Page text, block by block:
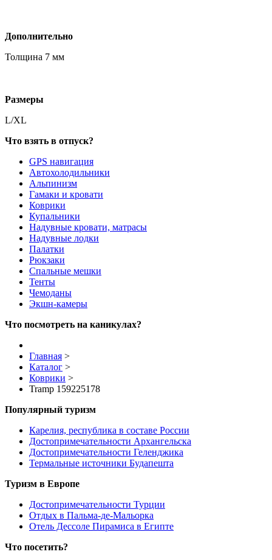
Дополнительно
Толщина 7 мм
Размеры
L/XL
Что взять в отпуск?
GPS навигация
Автохолодильники
Альпинизм
Гамаки и кровати
Коврики
Купальники
Надувные кровати, матрасы
Надувные лодки
Палатки
Рюкзаки
Спальные мешки
Тенты
Чемоданы
Экшн-камеры
Что посмотреть на каникулах?
Главная >
Каталог >
Коврики >
Tramp 159225178
Популярный туризм
Карелия, республика в составе России
Достопримечательности Архангельска
Достопримечательности Геленджика
Термальные источники Будапешта
Туризм в Европе
Достопримечательности Турции
Отдых в Пальма-де-Мальорка
Отель Дессоле Пирамиса в Египте
Что посетить?